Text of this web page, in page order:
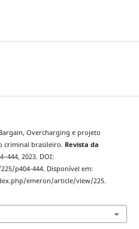
Bargain, Overcharging e projeto
criminal brasileiro. Revista da
2023. DOI:
p404-444. Disponível em:
emeron/article/view/225.